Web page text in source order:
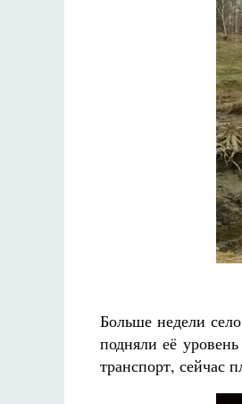
Больше недели
подняли её
транспорт, сейчас
Разлуки не
Фредерика де